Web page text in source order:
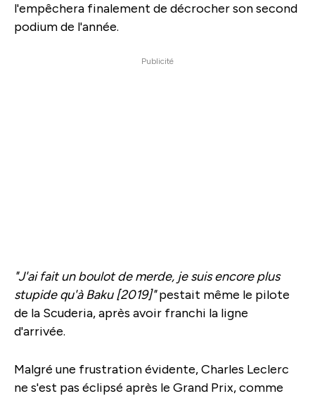
l'empêchera finalement de décrocher son second
podium de l'année.
Publicité
"J'ai fait un boulot de merde, je suis encore plus
stupide qu'à Baku [2019]"pestait même le pilote
de la Scuderia, après avoir franchi la ligne
d'arrivée.
Malgré une frustration évidente, Charles Leclerc
ne s'est pas éclipsé après le Grand Prix, comme